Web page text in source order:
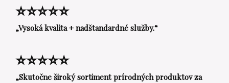
⭐⭐⭐⭐⭐
„Vysoká kvalita + nadštandardné služby.“
⭐⭐⭐⭐⭐
„Skutočne široký sortiment prírodných produktov za